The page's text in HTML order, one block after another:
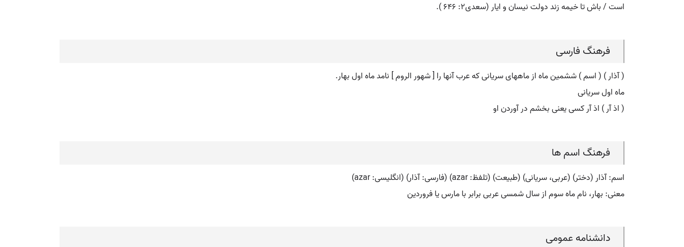
است / باش تا خیمه زند دولت نیسان و ایار (سعدی۲: ۶۴۶ ).
فرهنگ فارسی
( آذار ) ( اسم ) ششمین ماه از ماههای سریانی که عرب آنها را [ شهور الروم ] نامد ماه اول بهار.
ماه اول سریانی
( اذ آر ) اذ آر کسی یعنی بخشم در آوردن او
فرهنگ اسم ها
اسم: آذار (دختر) (عربی، سریانی) (طبیعت) (تلفظ: azar) (فارسی: آذار) (انگلیسی: azar)
معنی: بهار، نام ماه سوم از سال شمسی عربی برابر با مارس یا فروردین
دانشنامه عمومی